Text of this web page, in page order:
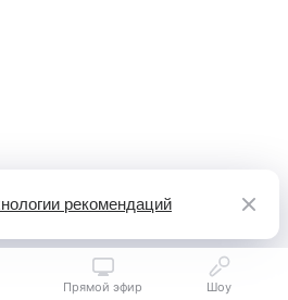
Прямой эфир Шоу
рекомендаций